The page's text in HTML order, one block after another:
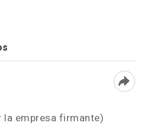
empresa firmante)